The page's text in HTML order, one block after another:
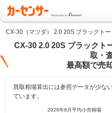
CX-30（マツダ） 2.0 20S ブラックト
CX-30 2.0 20S ブラックト
取・
最高額で売
買取相場算出には参照データが少な
ています。
2026年8月平均小売相場